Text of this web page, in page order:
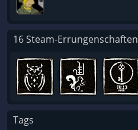
16 Steam-Errungenschaften
Tags